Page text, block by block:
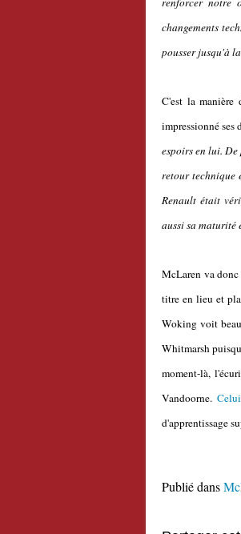
changements
pousser jusqu'à
C'est la
impressionné ses
espoirs en lui.
retour technique
Renault était
aussi sa maturité
McLaren va donc
titre en lieu et
Woking voit
Whitmarsh
moment-là,
Vandoorne.
d'apprentissage
Publié dans